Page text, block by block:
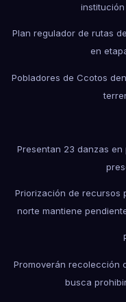
Plan regulador de rutas
en
Pobladores de Ccotos
Presentan 23 danzas
Priorización de recursos
norte mantiene
Promoverán recolección
busca